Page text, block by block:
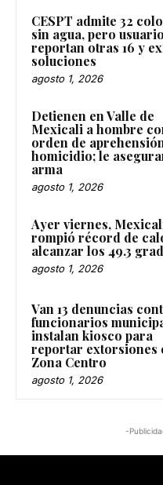
CESPT admite 32
sin agua, pero
reportan otras 16 y
soluciones
agosto 1, 2026
Detienen en Valle de
Mexicali a hombre
orden de
homicidio; le
arma
agosto 1, 2026
Ayer viernes,
rompió récord de
alcanzar los 49.3
agosto 1, 2026
Van 13 denuncias
funcionarios
instalan kiosco para
reportar extorsiones
Zona Centro
agosto 1, 2026
-